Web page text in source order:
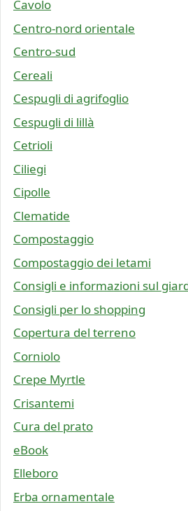
Cavolo
Centro-nord orientale
Centro-sud
Cereali
Cespugli di agrifoglio
Cespugli di lillà
Cetrioli
Ciliegi
Cipolle
Clematide
Compostaggio
Compostaggio dei letami
Consigli e informazioni sul
Consigli per lo shopping
Copertura del terreno
Corniolo
Crepe Myrtle
Crisantemi
Cura del prato
eBook
Elleboro
Erba ornamentale